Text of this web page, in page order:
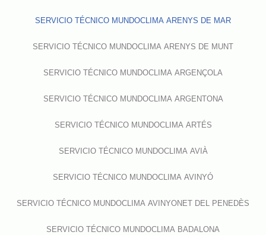
SERVICIO TÉCNICO MUNDOCLIMA ARENYS DE MAR
SERVICIO TÉCNICO MUNDOCLIMA ARENYS DE MUNT
SERVICIO TÉCNICO MUNDOCLIMA ARGENÇOLA
SERVICIO TÉCNICO MUNDOCLIMA ARGENTONA
SERVICIO TÉCNICO MUNDOCLIMA ARTÉS
SERVICIO TÉCNICO MUNDOCLIMA AVIÀ
SERVICIO TÉCNICO MUNDOCLIMA AVINYÓ
SERVICIO TÉCNICO MUNDOCLIMA AVINYONET DEL PENEDÈS
SERVICIO TÉCNICO MUNDOCLIMA BADALONA